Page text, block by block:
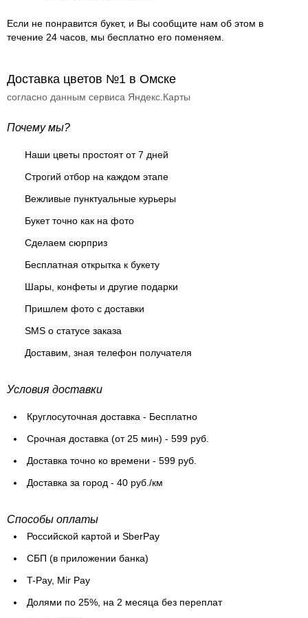
Если не понравится букет, и Вы сообщите нам об этом в
течение 24 часов, мы бесплатно его поменяем.
Доставка цветов №1 в Омске
согласно данным сервиса Яндекс.Карты
Почему мы?
Наши цветы простоят от 7 дней
Строгий отбор на каждом этапе
Вежливые пунктуальные курьеры
Букет точно как на фото
Сделаем сюрприз
Бесплатная открытка к букету
Шары, конфеты и другие подарки
Пришлем фото с доставки
SMS о статусе заказа
Доставим, зная телефон получателя
Условия доставки
Круглосуточная доставка - Бесплатно
Cрочная доставка (от 25 мин) - 599 руб.
Доставка точно ко времени - 599 руб.
Доставка за город - 40 руб./км
Способы оплаты
Российской картой и SberPay
СБП (в приложении банка)
T-Pay, Mir Pay
Долями по 25%, на 2 месяца без переплат